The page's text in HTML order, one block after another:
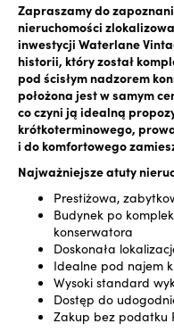
Zapraszamy do
nieruchomości
inwestycji Waterlane
historii, który został
pod ścisłym nadzorem
położona jest w samym
co czyni ją idealną
krótkoterminowego,
i do komfortowego
Najważniejsze atuty
Prestiżowa,
Budynek po
konserwatora
Doskonała
Idealne pod najem
Wysoki standard
Dostęp do
Zakup bez podatku